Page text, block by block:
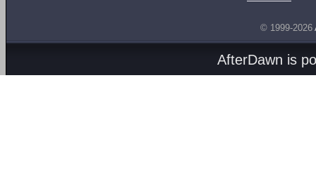
© 1999-2026
AfterDawn is